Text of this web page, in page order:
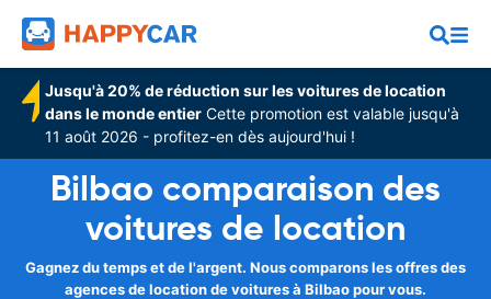
Jusqu'à 20% de réduction sur les voitures de location
dans le monde entier Cette promotion est valable jusqu'à
11 août 2026 - profitez-en dès aujourd'hui !
Bilbao comparaison des
voitures de location
Gagnez du temps et de l'argent. Nous comparons les offres des
agences de location de voitures à Bilbao pour vous.